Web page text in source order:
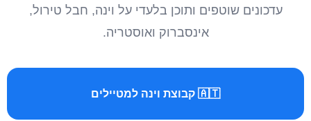
עדכונים שוטפים ותוכן בלעדי על וינה, חבל טירול,
אינסברוק ואוסטריה.
🇦🇹 קבוצת וינה למטיילים